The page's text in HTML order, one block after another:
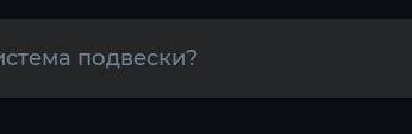
подвески?